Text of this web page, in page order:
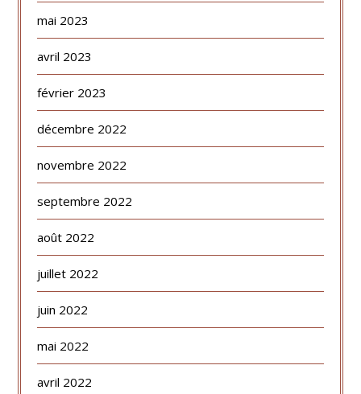
mai 2023
avril 2023
février 2023
décembre 2022
novembre 2022
septembre 2022
août 2022
juillet 2022
juin 2022
mai 2022
avril 2022